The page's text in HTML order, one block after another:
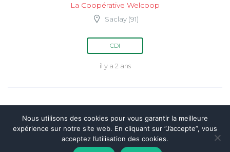
La Coopérative Welcoop
Saclay (91)
CDI
il y a 2 ans
Les Négociales Emploi. Tous droits réservés.
Nous utilisons des cookies pour vous garantir la meilleure
expérience sur notre site web. En cliquant sur ”J’accepte”, vous
acceptez l’utilisation des cookies.